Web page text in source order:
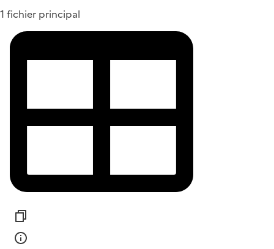
1 fichier principal